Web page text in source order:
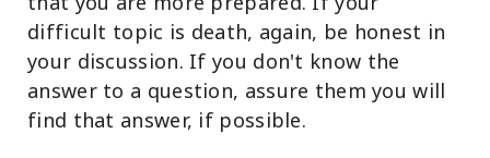
difficult topic is death, again, be honest in
your discussion. If you don't know the
answer to a question, assure them you will
find that answer, if possible.